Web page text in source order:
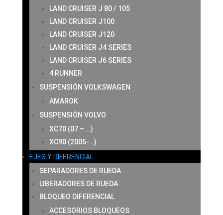
LAND CRUISER J 80 / 105
LAND CRUISER J100
LAND CRUISER J120
LAND CRUISER J4 SERIES
LAND CRUISER J6 SERIES
4 RUNNER
SUSPENSIÓN VOLKSWAGEN
AMAROK
SUSPENSIÓN VOLVO
XC70 (07 – …)
XC90 (2005-…)
EJES Y DIFERENCIAL
SEPARADORES DE RUEDA
LIBERADORES DE RUEDA
BLOQUEO DIFERENCIAL
ACCESORIOS BLOQUEOS